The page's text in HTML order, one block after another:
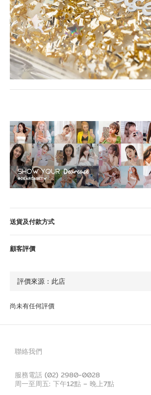
送貨及付款方式
顧客評價
尚未有任何評價
聯絡我們
服務電話 (02) 2980-0028
周一至周五: 下午12點 – 晚上7點